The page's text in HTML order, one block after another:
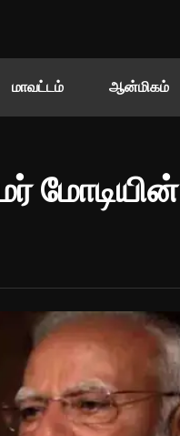
மாவட்டம் ஆன்மிகம்
மோடியின்